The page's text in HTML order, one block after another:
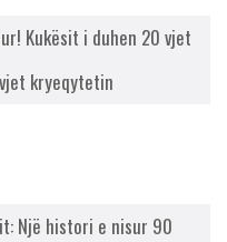
Kukësit i duhen 20 vjet
kryeqytetin
Një histori e nisur 90